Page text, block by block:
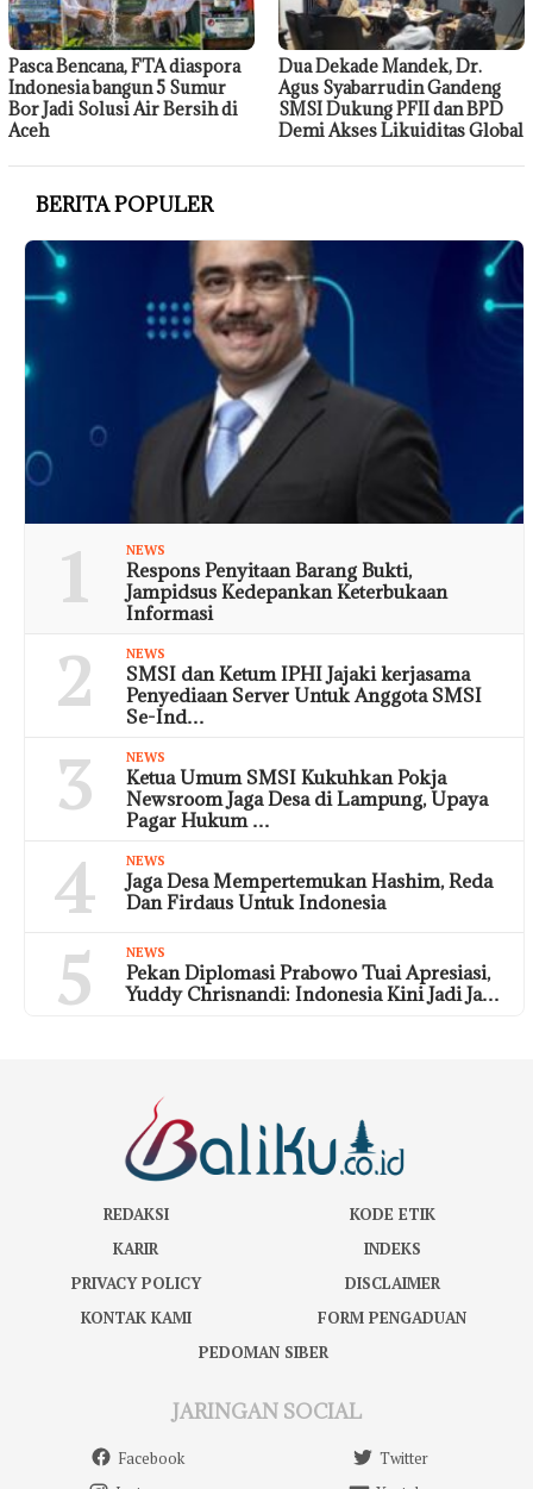
Pasca Bencana, FTA diaspora
Indonesia bangun 5 Sumur
Bor Jadi Solusi Air Bersih di
Aceh
Dua Dekade Mandek, Dr.
Agus Syabarrudin Gandeng
SMSI Dukung PFII dan BPD
Demi Akses Likuiditas Global
BERITA POPULER
1 NEWS
Respons Penyitaan Barang Bukti,
Jampidsus Kedepankan Keterbukaan
Informasi
2 NEWS
SMSI dan Ketum IPHI Jajaki kerjasama
Penyediaan Server Untuk Anggota SMSI
Se-Ind…
3 NEWS
Ketua Umum SMSI Kukuhkan Pokja
Newsroom Jaga Desa di Lampung, Upaya
Pagar Hukum …
4 NEWS
Jaga Desa Mempertemukan Hashim, Reda
Dan Firdaus Untuk Indonesia
5 NEWS
Pekan Diplomasi Prabowo Tuai Apresiasi,
Yuddy Chrisnandi: Indonesia Kini Jadi Ja…
REDAKSI
KODE ETIK
KARIR
INDEKS
PRIVACY POLICY
DISCLAIMER
KONTAK KAMI
FORM PENGADUAN
PEDOMAN SIBER
JARINGAN SOCIAL
Facebook
Twitter